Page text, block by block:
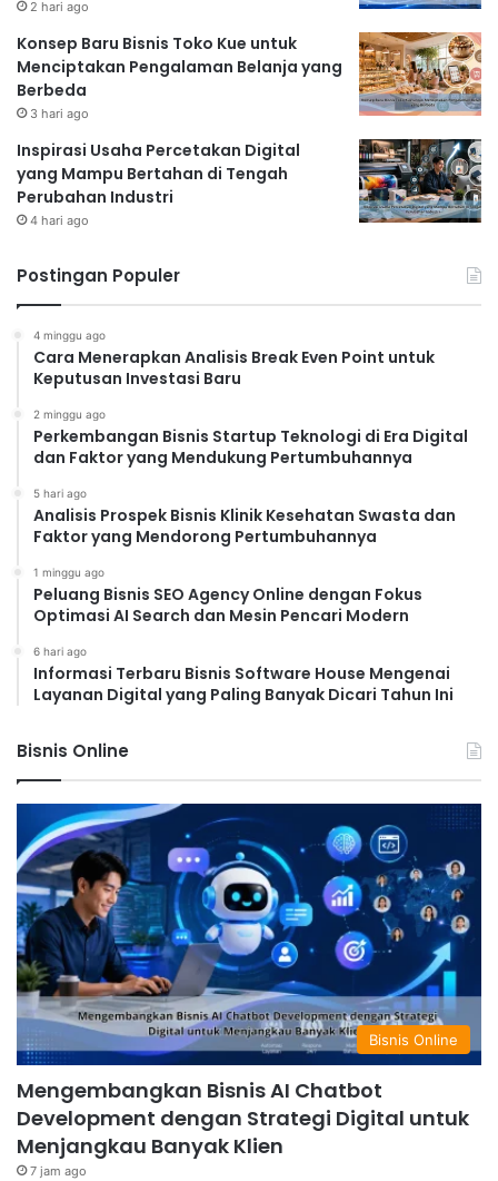
2 hari ago
Konsep Baru Bisnis Toko Kue untuk
Menciptakan Pengalaman Belanja yang
Berbeda
3 hari ago
Inspirasi Usaha Percetakan Digital
yang Mampu Bertahan di Tengah
Perubahan Industri
4 hari ago
Postingan Populer
4 minggu ago
Cara Menerapkan Analisis Break Even Point untuk
Keputusan Investasi Baru
2 minggu ago
Perkembangan Bisnis Startup Teknologi di Era Digital
dan Faktor yang Mendukung Pertumbuhannya
5 hari ago
Analisis Prospek Bisnis Klinik Kesehatan Swasta dan
Faktor yang Mendorong Pertumbuhannya
1 minggu ago
Peluang Bisnis SEO Agency Online dengan Fokus
Optimasi AI Search dan Mesin Pencari Modern
6 hari ago
Informasi Terbaru Bisnis Software House Mengenai
Layanan Digital yang Paling Banyak Dicari Tahun Ini
Bisnis Online
Bisnis Online
Mengembangkan Bisnis AI Chatbot
Development dengan Strategi Digital untuk
Menjangkau Banyak Klien
7 jam ago